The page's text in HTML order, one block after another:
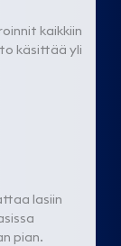
kaikkiin
käsittää yli
lasiin
pian.